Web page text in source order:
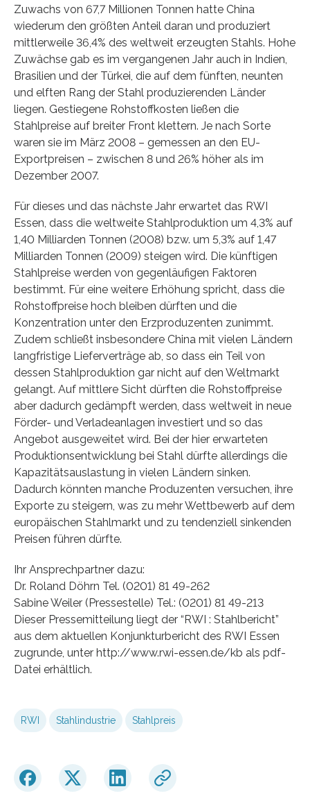
Zuwachs von 67,7 Millionen Tonnen hatte China
wiederum den größten Anteil daran und produziert
mittlerweile 36,4% des weltweit erzeugten Stahls. Hohe
Zuwächse gab es im vergangenen Jahr auch in Indien,
Brasilien und der Türkei, die auf dem fünften, neunten
und elften Rang der Stahl produzierenden Länder
liegen. Gestiegene Rohstoffkosten ließen die
Stahlpreise auf breiter Front klettern. Je nach Sorte
waren sie im März 2008 – gemessen an den EU-
Exportpreisen – zwischen 8 und 26% höher als im
Dezember 2007.
Für dieses und das nächste Jahr erwartet das RWI
Essen, dass die weltweite Stahlproduktion um 4,3% auf
1,40 Milliarden Tonnen (2008) bzw. um 5,3% auf 1,47
Milliarden Tonnen (2009) steigen wird. Die künftigen
Stahlpreise werden von gegenläufigen Faktoren
bestimmt. Für eine weitere Erhöhung spricht, dass die
Rohstoffpreise hoch bleiben dürften und die
Konzentration unter den Erzproduzenten zunimmt.
Zudem schließt insbesondere China mit vielen Ländern
langfristige Lieferverträge ab, so dass ein Teil von
dessen Stahlproduktion gar nicht auf den Weltmarkt
gelangt. Auf mittlere Sicht dürften die Rohstoffpreise
aber dadurch gedämpft werden, dass weltweit in neue
Förder- und Verladeanlagen investiert und so das
Angebot ausgeweitet wird. Bei der hier erwarteten
Produktionsentwicklung bei Stahl dürfte allerdings die
Kapazitätsauslastung in vielen Ländern sinken.
Dadurch könnten manche Produzenten versuchen, ihre
Exporte zu steigern, was zu mehr Wettbewerb auf dem
europäischen Stahlmarkt und zu tendenziell sinkenden
Preisen führen dürfte.
Ihr Ansprechpartner dazu:
Dr. Roland Döhrn Tel. (0201) 81 49-262
Sabine Weiler (Pressestelle) Tel.: (0201) 81 49-213
Dieser Pressemitteilung liegt der “RWI : Stahlbericht”
aus dem aktuellen Konjunkturbericht des RWI Essen
zugrunde, unter http://www.rwi-essen.de/kb als pdf-
Datei erhältlich.
RWI Stahlindustrie Stahlpreis